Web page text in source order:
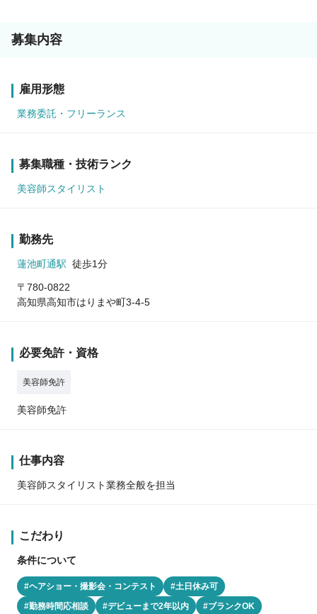
募集内容
雇用形態
業務委託・フリーランス
募集職種・技術ランク
美容師スタイリスト
勤務先
蓮池町通駅 徒歩1分
〒780-0822
高知県高知市はりまや町3-4-5
必要免許・資格
美容師免許
美容師免許
仕事内容
美容師スタイリスト業務全般を担当
こだわり
条件について
#ヘアショー・撮影会・コンテスト
#土日休み可
#勤務時間応相談
#デビューまで2年以内
#ブランクOK